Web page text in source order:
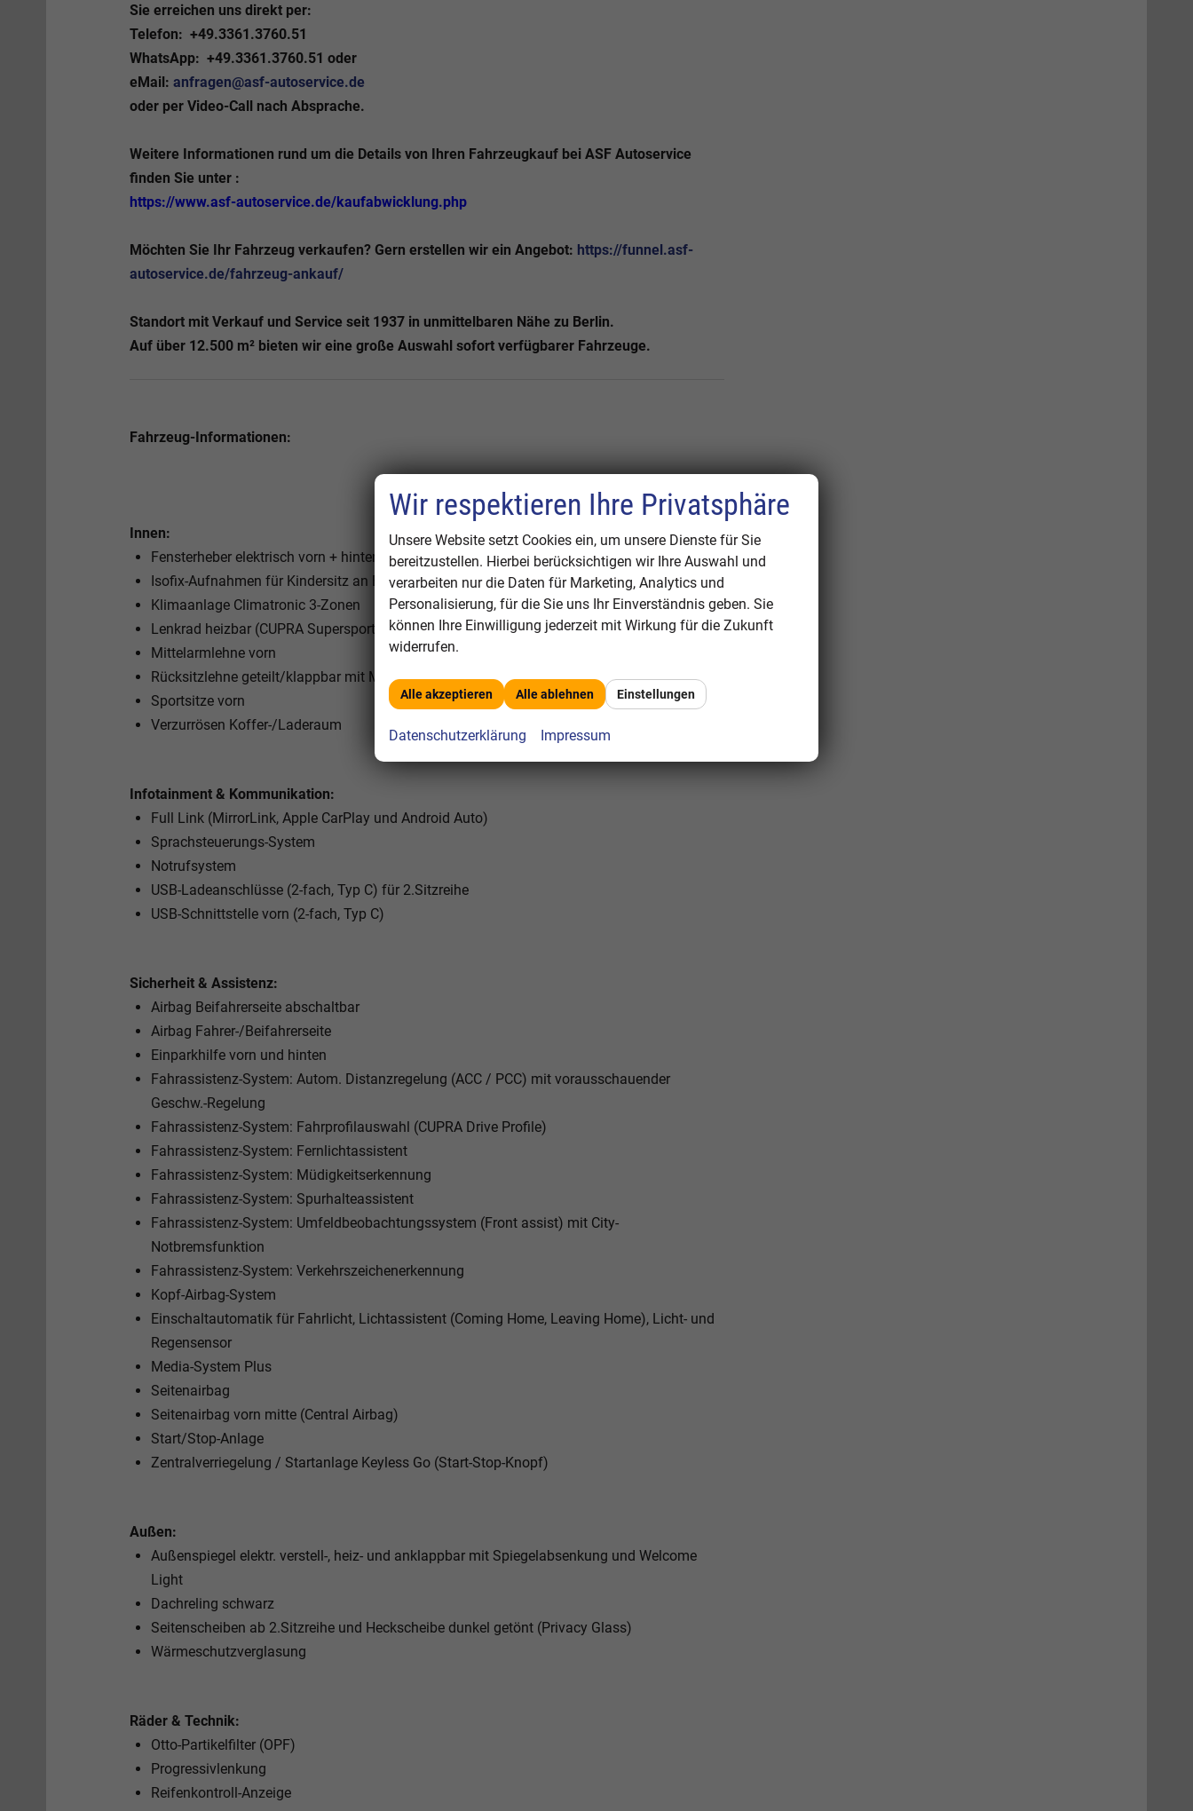
Sie erreichen uns direkt per:
Telefon: +49.3361.3760.51
WhatsApp: +49.3361.3760.51 oder
eMail: anfragen@asf-autoservice.de
oder per Video-Call nach Absprache.
Weitere Informationen rund um die Details von Ihren Fahrzeugkauf bei ASF Autoservice
finden Sie unter :
https://www.asf-autoservice.de/kaufabwicklung.php
Möchten Sie Ihr Fahrzeug verkaufen? Gern erstellen wir ein Angebot: https://funnel.asf-
autoservice.de/fahrzeug-ankauf/
Standort mit Verkauf und Service seit 1937 in unmittelbaren Nähe zu Berlin.
Auf über 12.500 m² bieten wir eine große Auswahl sofort verfügbarer Fahrzeuge.
Fahrzeug-Informationen:
Innen:
Fensterheber elektrisch vorn + hinten mit Komfortschaltung
Isofix-Aufnahmen für Kindersitz an Beifahrersitz und Rücksitz (inkl. i-Size-Kindersitze)
Klimaanlage Climatronic 3-Zonen
Lenkrad heizbar (CUPRA Supersport, Leder) mit Multifunktion und Schaltfunktion
Mittelarmlehne vorn
Rücksitzlehne geteilt/klappbar mit Mittelarmlehne und Durchladeeinrichtung
Sportsitze vorn
Verzurrösen Koffer-/Laderaum
Infotainment & Kommunikation:
Full Link (MirrorLink, Apple CarPlay und Android Auto)
Sprachsteuerungs-System
Notrufsystem
USB-Ladeanschlüsse (2-fach, Typ C) für 2.Sitzreihe
USB-Schnittstelle vorn (2-fach, Typ C)
Sicherheit & Assistenz:
Airbag Beifahrerseite abschaltbar
Airbag Fahrer-/Beifahrerseite
Einparkhilfe vorn und hinten
Fahrassistenz-System: Autom. Distanzregelung (ACC / PCC) mit vorausschauender
Geschw.-Regelung
Fahrassistenz-System: Fahrprofilauswahl (CUPRA Drive Profile)
Fahrassistenz-System: Fernlichtassistent
Fahrassistenz-System: Müdigkeitserkennung
Fahrassistenz-System: Spurhalteassistent
Fahrassistenz-System: Umfeldbeobachtungssystem (Front assist) mit City-
Notbremsfunktion
Fahrassistenz-System: Verkehrszeichenerkennung
Kopf-Airbag-System
Einschaltautomatik für Fahrlicht, Lichtassistent (Coming Home, Leaving Home), Licht- und
Regensensor
Media-System Plus
Seitenairbag
Seitenairbag vorn mitte (Central Airbag)
Start/Stop-Anlage
Zentralverriegelung / Startanlage Keyless Go (Start-Stop-Knopf)
Außen:
Außenspiegel elektr. verstell-, heiz- und anklappbar mit Spiegelabsenkung und Welcome
Light
Dachreling schwarz
Seitenscheiben ab 2.Sitzreihe und Heckscheibe dunkel getönt (Privacy Glass)
Wärmeschutzverglasung
Räder & Technik:
Otto-Partikelfilter (OPF)
Progressivlenkung
Reifenkontroll-Anzeige
Wir respektieren Ihre Privatsphäre
Unsere Website setzt Cookies ein, um unsere Dienste für Sie
bereitzustellen. Hierbei berücksichtigen wir Ihre Auswahl und
verarbeiten nur die Daten für Marketing, Analytics und
Personalisierung, für die Sie uns Ihr Einverständnis geben. Sie
können Ihre Einwilligung jederzeit mit Wirkung für die Zukunft
widerrufen.
Alle akzeptieren Alle ablehnen Einstellungen
Datenschutzerklärung Impressum